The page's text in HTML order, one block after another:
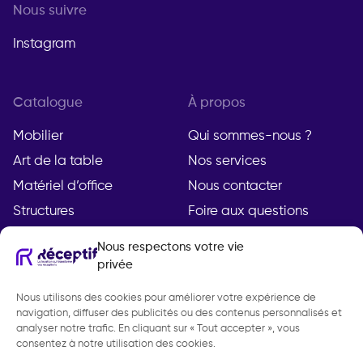
Nous respectons votre vie
privée
Nous utilisons des cookies pour améliorer votre expérience de
navigation, diffuser des publicités ou des contenus personnalisés et
analyser notre trafic. En cliquant sur « Tout accepter », vous
consentez à notre utilisation des cookies.
Nous suivre
Instagram
Catalogue
Mobilier
Art de la table
Matériel d’office
Structures
À propos
Qui sommes-nous ?
Nos services
Nous contacter
Foire aux questions
Compte
Mon compte
Demande de devis
Mentions légales
Politique de
confidentialité